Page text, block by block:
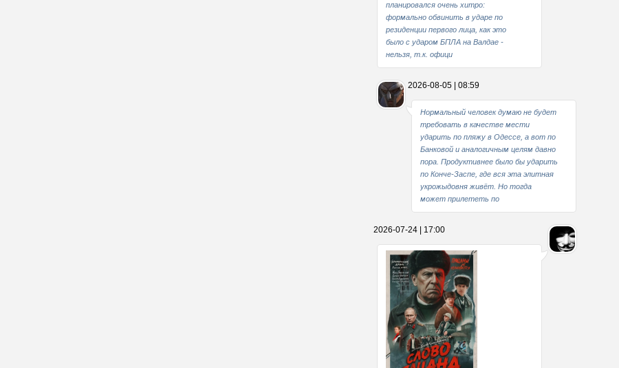
планировался очень хитро:
формально обвинить в ударе по
резиденции первого лица, как это
было с ударом БПЛА на Валдае -
нельзя, т.к. офици
2026-08-05 | 08:59
Нормальный человек думаю не будет
требовать в качестве мести
ударить по пляжу в Одессе, а вот по
Банковой и аналогичным целям давно
пора. Продуктивнее было бы ударить
по Конче-Заспе, где вся эта элитная
укрожыдовня живёт. Но тогда
может прилететь по
2026-07-24 | 17:00